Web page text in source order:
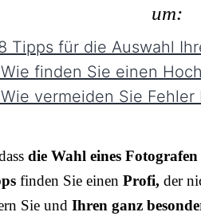
um:
Tipps für die Auswahl
finden Sie einen
vermeiden Sie Fehler
die Wahl eines Fotografen
finden Sie einen Profi, der
Sie und Ihren ganz